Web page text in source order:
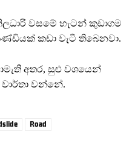
වසමේ හැටන් කුඩාගම
කඩා වැටී තිබෙනවා.
අතර, සුළු වශයෙන්
වන්නේ.
Road